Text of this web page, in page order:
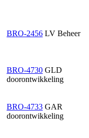
BRO-2456 LV Beheer
BRO-4730 GLD
doorontwikkeling
BRO-4733 GAR
doorontwikkeling